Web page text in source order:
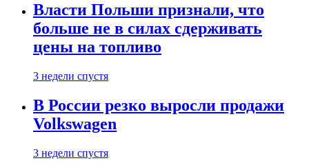
Власти Польши признали, что
больше не в силах сдерживать
цены на топливо
3 недели спустя
В России резко выросли продажи
Volkswagen
3 недели спустя